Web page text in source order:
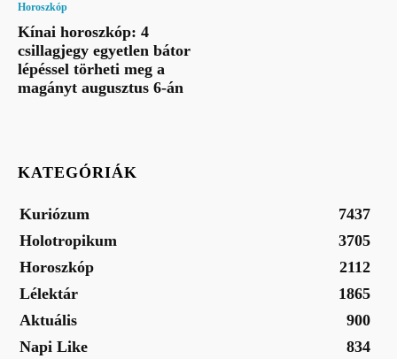
Horoszkóp
Kínai horoszkóp: 4
csillagjegy egyetlen bátor
lépéssel törheti meg a
magányt augusztus 6-án
KATEGÓRIÁK
Kuriózum
7437
Holotropikum
3705
Horoszkóp
2112
Lélektár
1865
Aktuális
900
Napi Like
834